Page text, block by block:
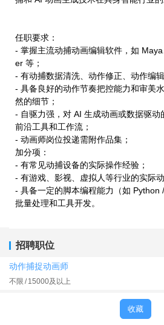
任职要求：
- 掌握主流动捕动画编辑软件，如
er 等；
- 有动捕数据清洗、动作修正、动作编
- 具备良好的动作节奏把控能力和审美
然的细节；
- 自驱力强，对 AI 生成动画或数据驱动
前沿工具和工作流；
- 动画师岗位投递需附作品集；
加分项：
- 有常见动捕设备的实际操作经验；
- 有游戏、影视、虚拟人等行业的实际
- 具备一定的脚本编程能力（如 Python
批量处理和工具开发。
招聘职位
动作捕捉动画师
不限 15000及以上
收藏